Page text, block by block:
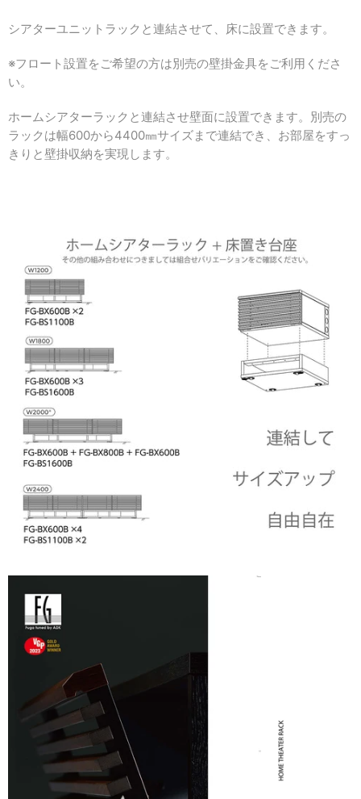
シアターユニットラックと連結させて、床に設置できます。
※フロート設置をご希望の方は別売の壁掛金具をご利用くださ
い。
ホームシアターラックと連結させ壁面に設置できます。別売の
ラックは幅600から4400㎜サイズまで連結でき、お部屋をすっ
きりと壁掛収納を実現します。